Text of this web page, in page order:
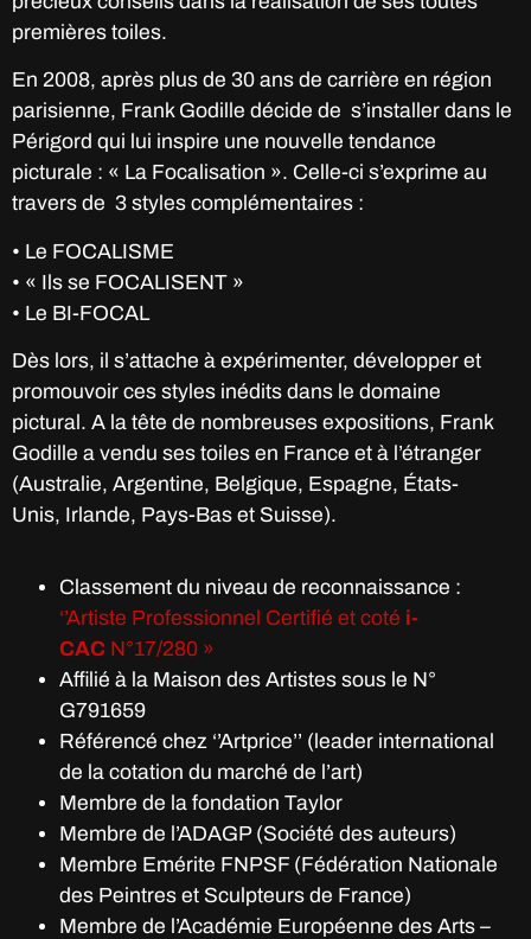
premières toiles.
En 2008, après plus de 30 ans de carrière en région
parisienne, Frank Godille décide de s’installer dans le
Périgord qui lui inspire une nouvelle tendance
picturale : « La Focalisation ». Celle-ci s’exprime au
travers de 3 styles complémentaires :
• Le FOCALISME
• « Ils se FOCALISENT »
• Le BI-FOCAL
Dès lors, il s’attache à expérimenter, développer et
promouvoir ces styles inédits dans le domaine
pictural. A la tête de nombreuses expositions, Frank
Godille a vendu ses toiles en France et à l’étranger
(Australie, Argentine, Belgique, Espagne, États-
Unis, Irlande, Pays-Bas et Suisse).
Classement du niveau de reconnaissance :
‘’Artiste Professionnel Certifié et coté i-
CAC N°17/280 »
Affilié à la Maison des Artistes sous le N°
G791659
Référencé chez ‘’Artprice’’ (leader international
de la cotation du marché de l’art)
Membre de la fondation Taylor
Membre de l’ADAGP (Société des auteurs)
Membre Emérite FNPSF (Fédération Nationale
des Peintres et Sculpteurs de France)
Membre de l’Académie Européenne des Arts –